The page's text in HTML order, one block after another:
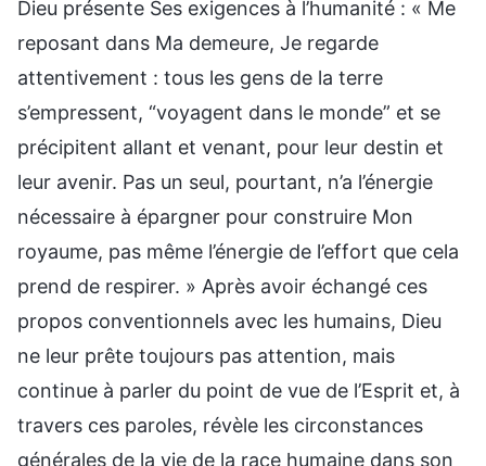
Dieu présente Ses exigences à l’humanité : « Me
reposant dans Ma demeure, Je regarde
attentivement : tous les gens de la terre
s’empressent, “voyagent dans le monde” et se
précipitent allant et venant, pour leur destin et
leur avenir. Pas un seul, pourtant, n’a l’énergie
nécessaire à épargner pour construire Mon
royaume, pas même l’énergie de l’effort que cela
prend de respirer. » Après avoir échangé ces
propos conventionnels avec les humains, Dieu
ne leur prête toujours pas attention, mais
continue à parler du point de vue de l’Esprit et, à
travers ces paroles, révèle les circonstances
générales de la vie de la race humaine dans son